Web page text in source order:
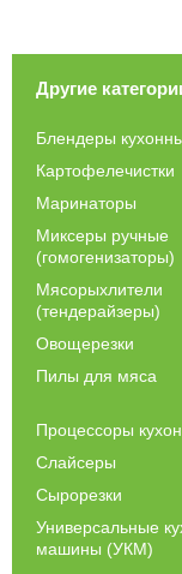
находится в
до 10 кг.
Исходя из отзывов
преимущественные
значительная
устойчивость
мясом;
стандартный
длительный срок
отсутствие
соответствие
гигиенической
небольшие
пространство в
гарантированное
Другие
Блендеры
Картофелечистки
Маринаторы
Миксеры ручные
(гомогенизаторы)
Мясорыхлители
(тендерайзеры)
Овощерезки
Пилы для мяса
Процессоры
Слайсеры
Сырорезки
Универсальные
машины (УКМ)